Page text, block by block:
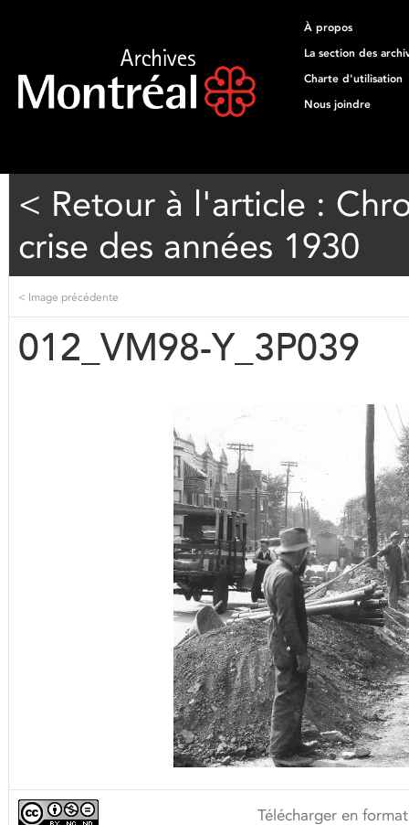
À propos
La section des
Charte d'utilisation
Nous joindre
< Retour à l'article :
crise des années 1930
< Image précédente
012_VM98-Y_3P039
Télécharger en